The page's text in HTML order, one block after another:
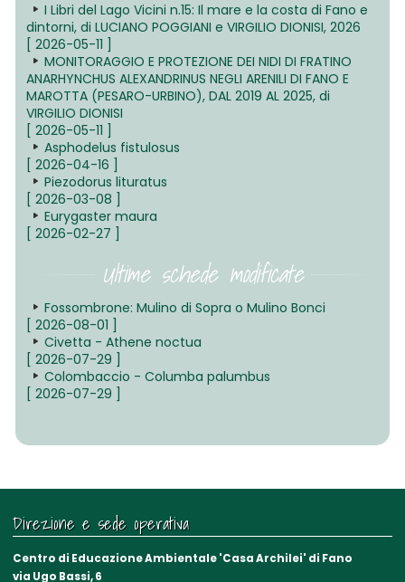
I Libri del Lago Vicini n.15: Il mare e la costa di Fano e
dintorni, di LUCIANO POGGIANI e VIRGILIO DIONISI, 2026
[ 2026-05-11 ]
MONITORAGGIO E PROTEZIONE DEI NIDI DI FRATINO
ANARHYNCHUS ALEXANDRINUS NEGLI ARENILI DI FANO E
MAROTTA (PESARO-URBINO), DAL 2019 AL 2025, di
VIRGILIO DIONISI
[ 2026-05-11 ]
Asphodelus fistulosus
[ 2026-04-16 ]
Piezodorus lituratus
[ 2026-03-08 ]
Eurygaster maura
[ 2026-02-27 ]
Ultime schede modificate
Fossombrone: Mulino di Sopra o Mulino Bonci
[ 2026-08-01 ]
Civetta - Athene noctua
[ 2026-07-29 ]
Colombaccio - Columba palumbus
[ 2026-07-29 ]
Direzione e sede operativa
Centro di Educazione Ambientale 'Casa Archilei' di Fano
via Ugo Bassi, 6